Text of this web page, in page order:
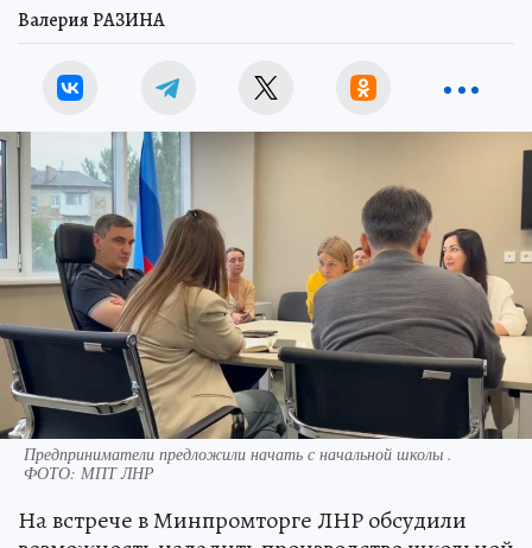
Предприниматели предложили начать с начальной школы .